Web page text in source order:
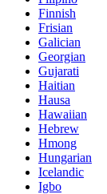
Finnish
Frisian
Galician
Georgian
Gujarati
Haitian
Hausa
Hawaiian
Hebrew
Hmong
Hungarian
Icelandic
Igbo